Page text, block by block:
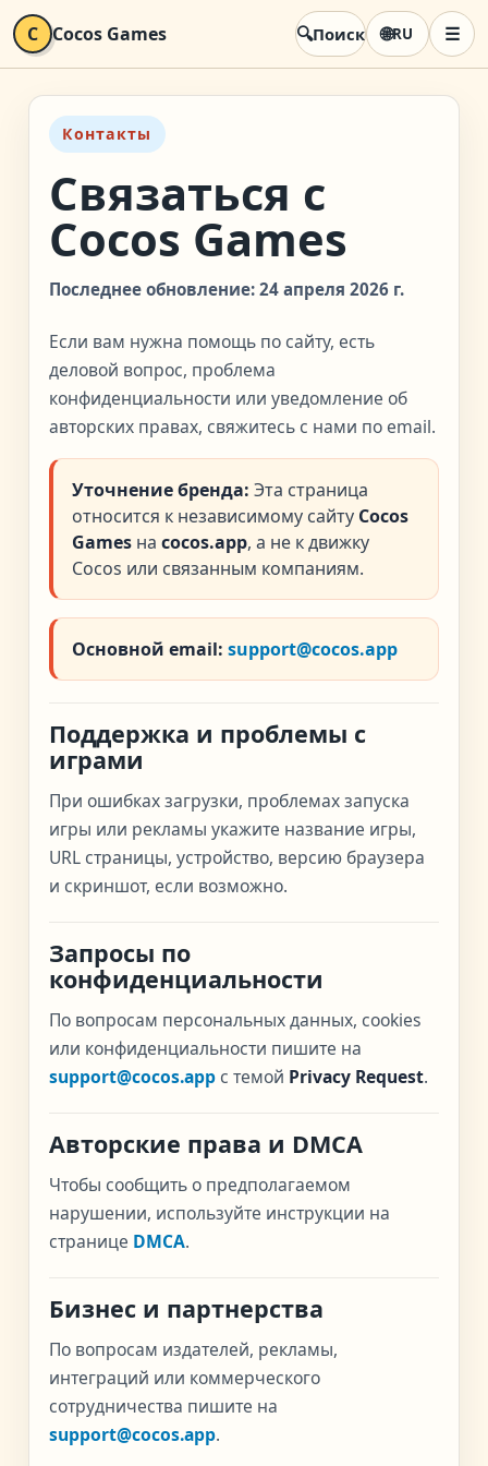
C Cocos Games 🔍Поиск 🌐RU ☰
Контакты
Связаться с
Cocos Games
Последнее обновление: 24 апреля 2026 г.
Если вам нужна помощь по сайту, есть
деловой вопрос, проблема
конфиденциальности или уведомление об
авторских правах, свяжитесь с нами по email.
Уточнение бренда: Эта страница
относится к независимому сайту Cocos
Games наcocos.app, а не к движку
Cocos или связанным компаниям.
Основной email: support@cocos.app
Поддержка и проблемы с
играми
При ошибках загрузки, проблемах запуска
игры или рекламы укажите название игры,
URL страницы, устройство, версию браузера
и скриншот, если возможно.
Запросы по
конфиденциальности
По вопросам персональных данных, cookies
или конфиденциальности пишите на
support@cocos.appс темой Privacy Request.
Авторские права и DMCA
Чтобы сообщить о предполагаемом
нарушении, используйте инструкции на
странице DMCA.
Бизнес и партнерства
По вопросам издателей, рекламы,
интеграций или коммерческого
сотрудничества пишите на
support@cocos.app.